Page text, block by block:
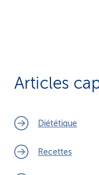
Articles
Diététique
Recettes